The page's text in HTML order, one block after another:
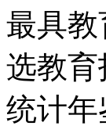
最具教
选教
统计